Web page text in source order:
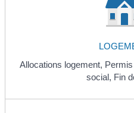
Allocations logement,
social, Fin